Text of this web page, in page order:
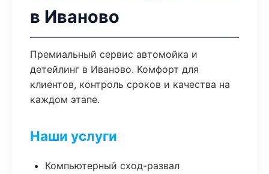
в Иваново
Премиальный сервис автомойка и
детейлинг в Иваново. Комфорт для
клиентов, контроль сроков и качества на
каждом этапе.
Наши услуги
Компьютерный сход-развал